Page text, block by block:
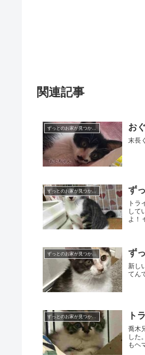
関連記事
ずっとのお家が見つかりました お
末長
ずっとのお家が見つかりました ず
ト
して
よ！
ずっとのお家が見つかりました ず
新し
てん
ずっとのお家が見つかりました ト
喬木
した
もヘ